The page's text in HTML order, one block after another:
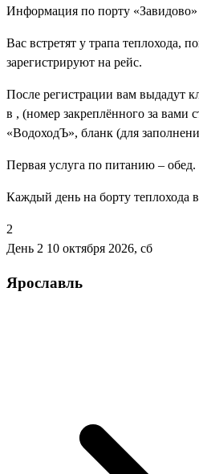
Информация по порту «Завидово»
Вас встретят у трапа теплохода,
зарегистрируют на рейс.
После регистрации вам выдадут
в , (номер закреплённого за вами
«ВодоходЪ», бланк (для
Первая услуга по питанию – обед.
Каждый день на борту теплохода
2
День 2 10 октября 2026, сб
Ярославль